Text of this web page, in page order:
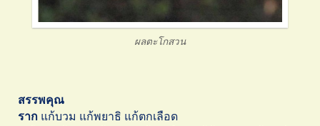
ผลตะโกสวน
สรรพคุณ
ราก แก้บวม แก้พยาธิ แก้ตกเลือด